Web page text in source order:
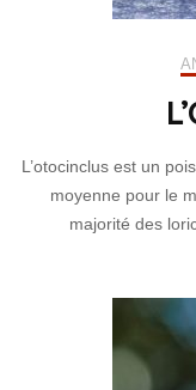
L’otocinclus est un
moyenne pour le
majorité des